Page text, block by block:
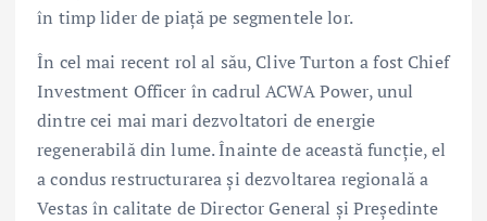
în timp lider de piață pe segmentele lor.
În cel mai recent rol al său, Clive Turton a fost Chief
Investment Officer în cadrul ACWA Power, unul
dintre cei mai mari dezvoltatori de energie
regenerabilă din lume. Înainte de această funcție, el
a condus restructurarea și dezvoltarea regională a
Vestas în calitate de Director General și Președinte